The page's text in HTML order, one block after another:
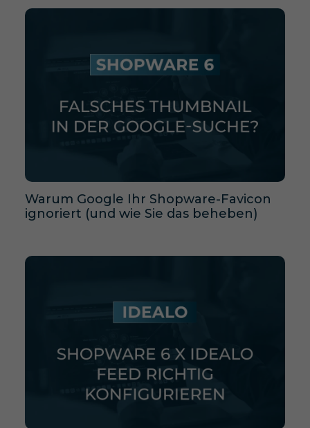
Warum Google Ihr Shopware-Favicon
ignoriert (und wie Sie das beheben)